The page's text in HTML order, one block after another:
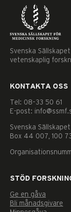
Svenska
vetenskaplig
KONTAKTA OSS
Tel: 08–33 50 61
E-post:
Svenska
Box 44 007, 100
STÖD
Ge en gåva
Bli månadsgivare
Nödvändiga